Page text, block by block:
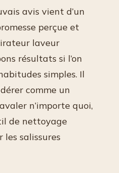
avis vient d’un
perçue et
laveur
résultats si l’on
simples. Il
comme un
n’importe quoi,
de nettoyage
les salissures